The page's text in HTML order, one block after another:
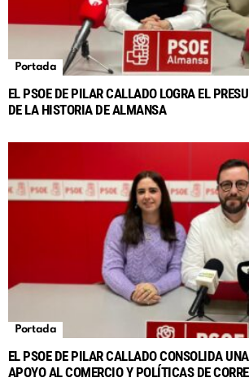
Portada
EL PSOE DE PILAR CALLADO LOGRA EL
DE LA HISTORIA DE ALMANSA
Portada
EL PSOE DE PILAR CALLADO CONSOLIDA
APOYO AL COMERCIO Y POLÍTICAS DE